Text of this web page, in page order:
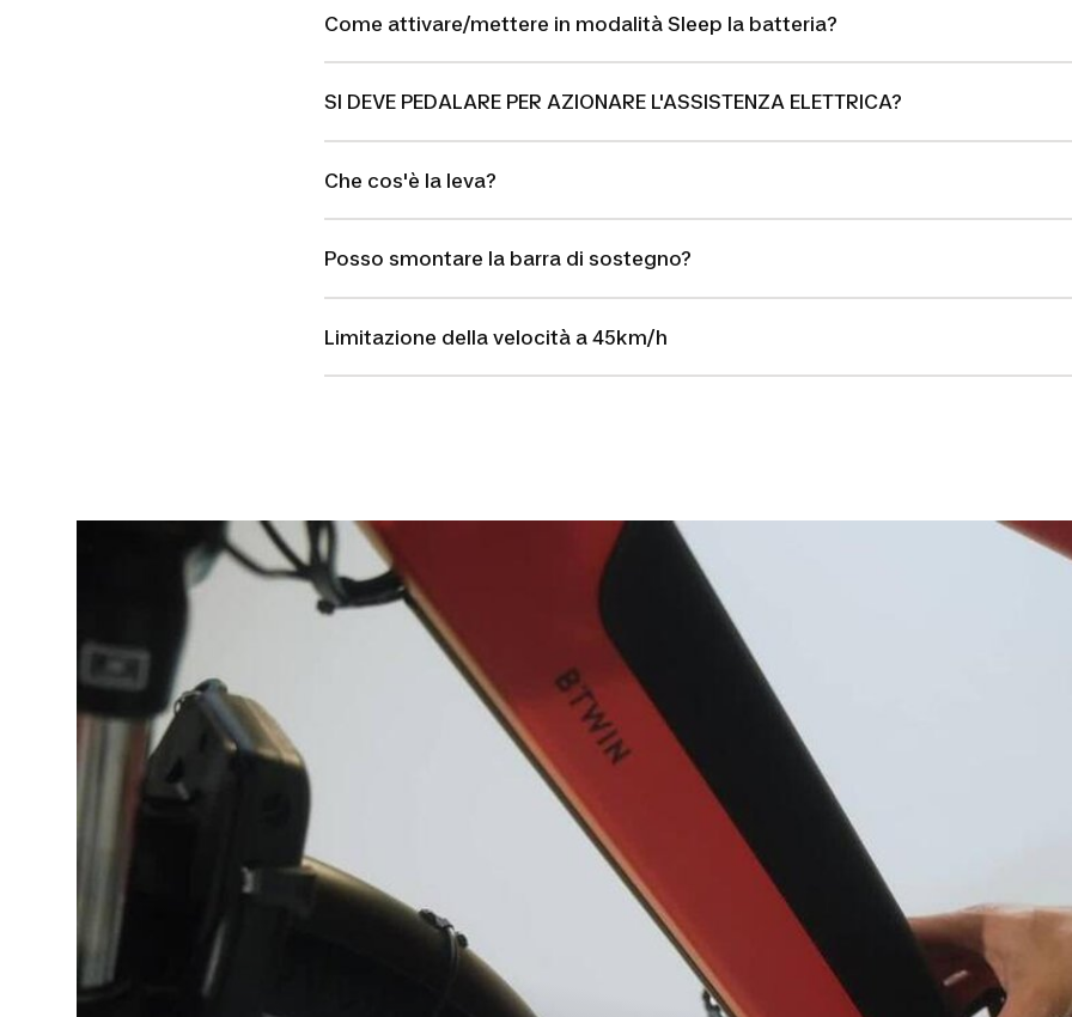
Come attivare/mettere in modalità Sleep la batteria?
SI DEVE PEDALARE PER AZIONARE L'ASSISTENZA ELETTRICA?
Che cos'è la leva?
Posso smontare la barra di sostegno?
Limitazione della velocità a 45km/h